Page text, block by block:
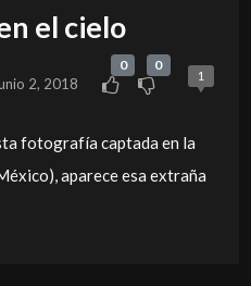
el cielo
2, 2018
0 0
1
fotografía captada en la
aparece esa extraña